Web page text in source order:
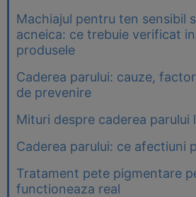
Machiajul pentru ten sensibil
acneica: ce trebuie verificat
produsele
Caderea parului: cauze,
de prevenire
Mituri despre caderea parului
Caderea parului: ce afectiuni
Tratament pete pigmentare
functioneaza real